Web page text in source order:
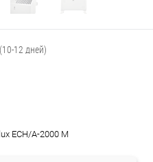
(10-12 дней)
ECH/A-2000 M